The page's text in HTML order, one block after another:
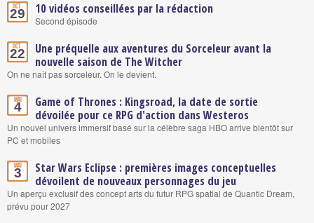
Oct.
29 10 vidéos conseillées par la rédaction
Second épisode
Oct.
22
Une préquelle aux aventures du Sorceleur avant la
nouvelle saison de The Witcher
On ne naît pas sorceleur. On le devient.
Mai
4
Game of Thrones : Kingsroad, la date de sortie
dévoilée pour ce RPG d'action dans Westeros
Un nouvel univers immersif basé sur la célèbre saga HBO arrive bientôt sur
PC et mobiles
Mai
3
Star Wars Eclipse : premières images conceptuelles
dévoilent de nouveaux personnages du jeu
Un aperçu exclusif des concept arts du futur RPG spatial de Quantic Dream,
prévu pour 2027